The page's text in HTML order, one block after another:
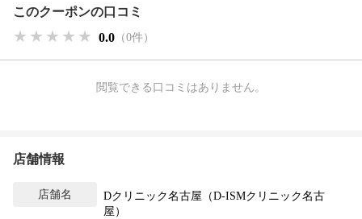
このクーポンの口コミ
★★★★★
★★★★★
★★★★★ 0.0 （0件）
閲覧できる口コミはありません。
店舗情報
店舗名
Dクリニック名古屋（D-ISMクリニック名古
屋）